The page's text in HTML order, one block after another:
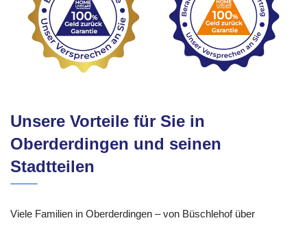
Unsere Vorteile für Sie in
Oberderdingen und seinen
Stadtteilen
Viele Familien in Oberderdingen – von Büschlehof über